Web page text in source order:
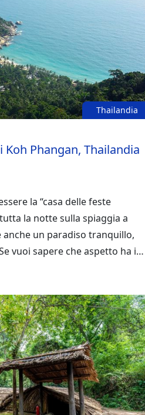
Thailandia
Phangan, Thailandia
la “casa delle feste
la notte sulla spiaggia a
un paradiso tranquillo,
vuoi sapere che aspetto ha il